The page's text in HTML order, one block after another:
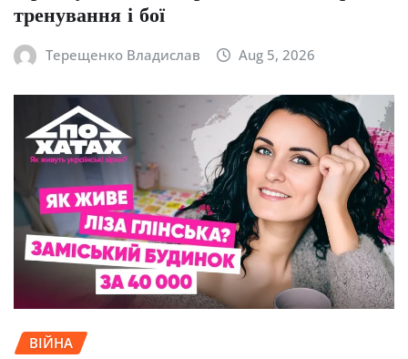
тренування і бої
Терещенко Владислав Aug 5, 2026
ВІЙНА